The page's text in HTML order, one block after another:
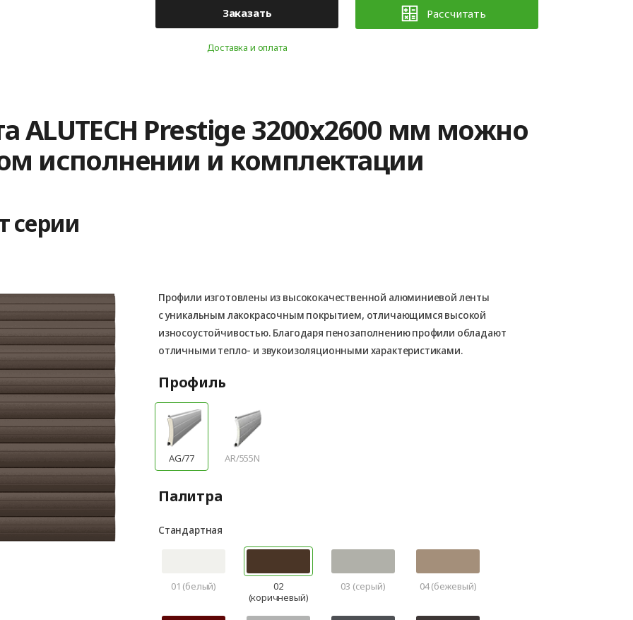
Заказать Рассчитать
Доставка и оплата
ALUTECH Prestige 3200x2600 мм можно
исполнении и комплектации
серии
Профили изготовлены из высококачественной алюминиевой ленты
с уникальным лакокрасочным покрытием, отличающимся высокой
износоустойчивостью. Благодаря пенозаполнению профили обладают
отличными тепло- и звукоизоляционными характеристиками.
Профиль
AG/77 AR/555N
Палитра
Стандартная
01 (белый)
02
(коричневый)
03 (серый) 04 (бежевый)